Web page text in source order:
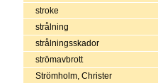
stroke
strålning
strålningsskador
strömavbrott
Strömholm, Christer